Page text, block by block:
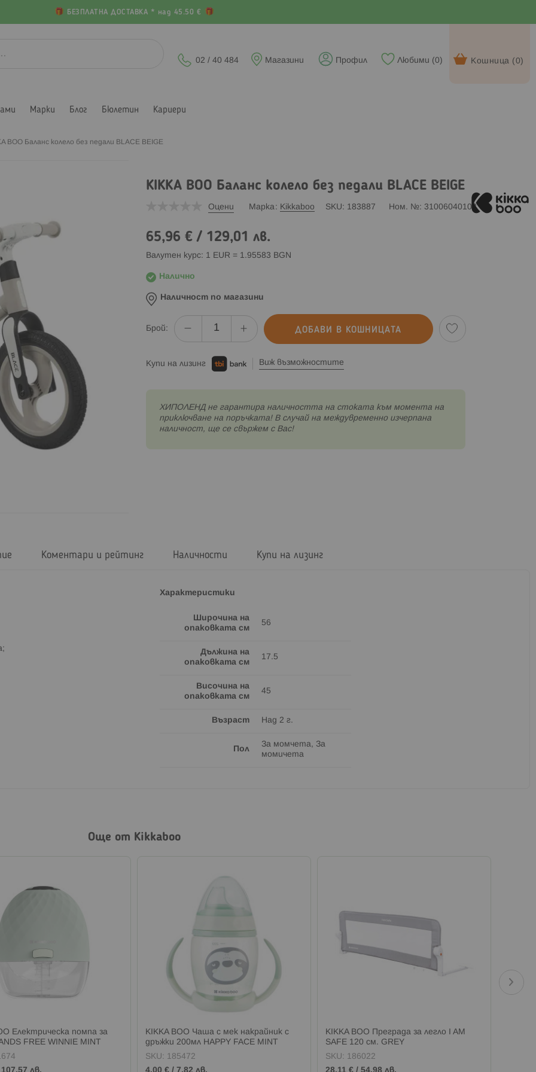
БЕЗПЛАТНА ДОСТАВКА * над 45.50 €
Кошница (0)
Любими (0)
Профил
Магазини
02 / 40 484
Марки Блог Бюлетин Кариери
BOO Баланс колело без педали BLACE BEIGE
KIKKA BOO Баланс колело без педали BLACE BEIGE
Оцени Марка Kikkaboo SKU 183887 Ном. № 31006040108
65,96 €/ 129,01 лв.
Валутен курс: 1 EUR = 1.95583 BGN
Налично
Наличност по магазини
Брой: ДОБАВИ В КОШНИЦАТА
Купи на лизинг Виж възможностите
XИПОЛЕНД не гарантира наличността на стоката към момента на
приключване на поръчката! В случай на междувременно изчерпана
наличност, ще се свържем с Вас!
Характеристики
Широчина на
опаковката см
56
Дължина на
опаковката см
17.5
Височина на
опаковката см
45
Възраст Над 2 г.
Пол
За момчета, За
момичета
Коментари и рейтинг Наличности Купи на лизинг
Още от Kikkaboo
Електрическа помпа за
FREE WINNIE MINT
107,57 лв.
KIKKA BOO Чаша с мек накрайник с
дръжки 200мл HAPPY FACE MINT
SKU: 185472
4,00 € / 7,82 лв.
KIKKA BOO Преграда за легло I AM
SAFE 120 см. GREY
SKU: 186022
28,11 € / 54,98 лв.